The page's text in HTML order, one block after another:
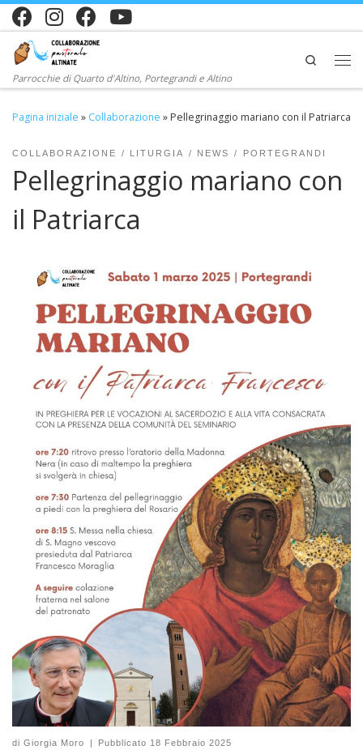
Passa al contenuto
Parrocchie di Quarto d'Altino, Portegrandi e Altino
Search
Pagina iniziale » Collaborazione » Pellegrinaggio mariano con il Patriarca
COLLABORAZIONE LITURGIA NEWS PORTEGRANDI
Pellegrinaggio mariano con
il Patriarca
di Giorgia Moro | Pubblicato 18 Febbraio 2025